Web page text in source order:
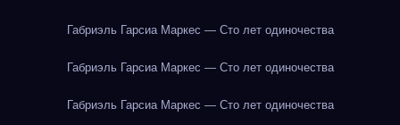
Габриэль Гарсиа Маркес — Сто лет одиночества
Габриэль Гарсиа Маркес — Сто лет одиночества
Габриэль Гарсиа Маркес — Сто лет одиночества